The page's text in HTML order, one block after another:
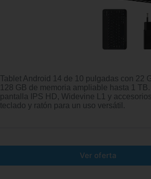
Tablet Android 14 de 10 pulgadas con 22
128 GB de memoria ampliable hasta 1
pantalla IPS HD, Widevine L1 y
teclado y ratón para un uso versátil.
Ver oferta